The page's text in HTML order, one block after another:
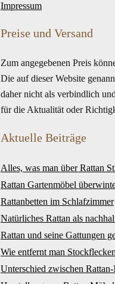
Impressum
Preise und Versand
Zum angegebenen Preis
Die auf dieser Website
daher nicht als verbindlich
für die Aktualität oder
Aktuelle Beiträge
Alles, was man über Rattan
Rattan Gartenmöbel
Rattanbetten im Schlafzimmer
Natürliches Rattan als
Rattan und seine Gattungen
Wie entfernt man
Unterschied zwischen